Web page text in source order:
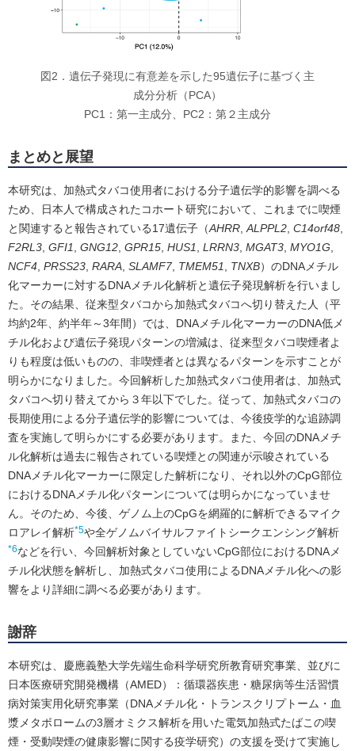
図2．遺伝子発現に有意差を示した95遺伝子に基づく主
成分分析（PCA）
PC1：第一主成分、PC2：第２主成分
まとめと展望
本研究は、加熱式タバコ使用者における分子遺伝学的影響を調べる
ため、日本人で構成されたコホート研究において、これまでに喫煙
と関連すると報告されている17遺伝子（AHRR ALPPL2 C14orf48
F2RL3 GFI1 GNG12 GPR15 HUS1 LRRN3 MGAT3 MYO1G
NCF4 PRSS23 RARA SLAMF7, TMEM51 TNXB）のDNAメチル
化マーカーに対するDNAメチル化解析と遺伝子発現解析を行いまし
た。その結果、従来型タバコから加熱式タバコへ切り替えた人（平
均約2年、約半年～3年間）では、DNAメチル化マーカーのDNA低メ
チル化および遺伝子発現パターンの増減は、従来型タバコ喫煙者よ
りも程度は低いものの、非喫煙者とは異なるパターンを示すことが
明らかになりました。今回解析した加熱式タバコ使用者は、加熱式
タバコへ切り替えてから３年以下でした。従って、加熱式タバコの
長期使用による分子遺伝学的影響については、今後疫学的な追跡調
査を実施して明らかにする必要があります。また、今回のDNAメチ
ル化解析は過去に報告されている喫煙との関連が示唆されている
DNAメチル化マーカーに限定した解析になり、それ以外のCpG部位
におけるDNAメチル化パターンについては明らかになっていませ
ん。そのため、今後、ゲノム上のCpGを網羅的に解析できるマイク
ロアレイ解析*5や全ゲノムバイサルファイトシークエンシング解析
*6などを行い、今回解析対象としていないCpG部位におけるDNAメ
チル化状態を解析し、加熱式タバコ使用によるDNAメチル化への影
響をより詳細に調べる必要があります。
謝辞
本研究は、慶應義塾大学先端生命科学研究所教育研究事業、並びに
日本医療研究開発機構（AMED）：循環器疾患・糖尿病等生活習慣
病対策実用化研究事業（DNAメチル化・トランスクリプトーム・血
漿メタボロームの3層オミクス解析を用いた電気加熱式たばこの喫
煙・受動喫煙の健康影響に関する疫学研究）の支援を受けて実施し